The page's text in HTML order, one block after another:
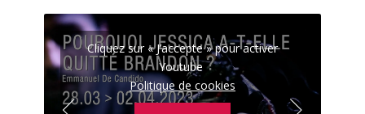
Cliquez sur « J’accepte » pour activer
Youtube
Politique de cookies